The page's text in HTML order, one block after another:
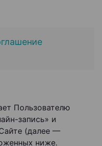
Пользователю
запись» и
(далее —
ниже.